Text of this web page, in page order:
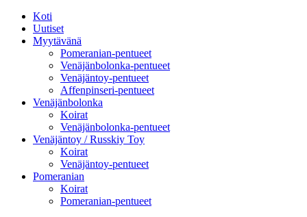
Koti
Uutiset
Myytävänä
Pomeranian-pentueet
Venäjänbolonka-pentueet
Venäjäntoy-pentueet
Affenpinseri-pentueet
Venäjänbolonka
Koirat
Venäjänbolonka-pentueet
Venäjäntoy / Russkiy Toy
Koirat
Venäjäntoy-pentueet
Pomeranian
Koirat
Pomeranian-pentueet